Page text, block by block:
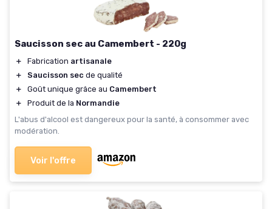
Saucisson sec au Camembert - 220g
＋ Fabrication artisanale
＋
Saucisson sec de qualité
＋
Goût unique grâce au Camembert
＋
Produit de la Normandie
L'abus d'alcool est dangereux pour la santé, à consommer avec
modération.
Voir l'offre